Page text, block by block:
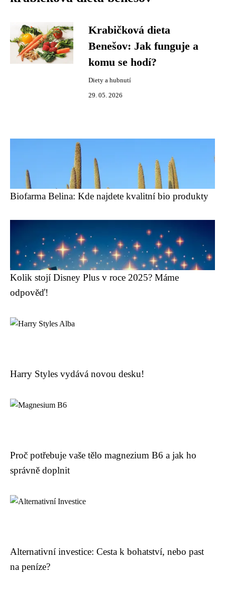
Krabičková dieta
Benešov: Jak funguje a
komu se hodí?
Diety a hubnutí
29. 05. 2026
Biofarma Belina: Kde najdete kvalitní bio produkty
Kolik stojí Disney Plus v roce 2025? Máme
odpověď!
Harry Styles vydává novou desku!
Proč potřebuje vaše tělo magnezium B6 a jak ho
správně doplnit
Alternativní investice: Cesta k bohatství, nebo past
na peníze?